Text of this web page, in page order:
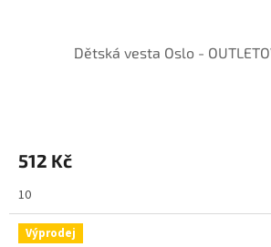
Dětská vesta Oslo -
512 Kč
10
Výprodej